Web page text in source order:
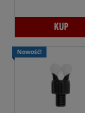
KUP
Nowość!